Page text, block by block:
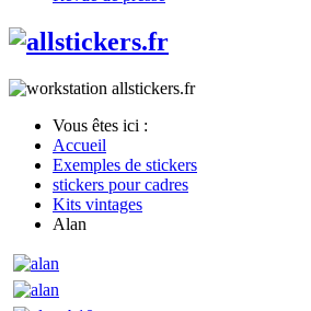
Vous êtes ici :
Accueil
Exemples de stickers
stickers pour cadres
Kits vintages
Alan